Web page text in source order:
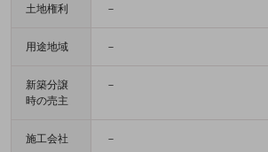
土地権利 －
用途地域 －
新築分譲
時の売主
－
施工会社 －